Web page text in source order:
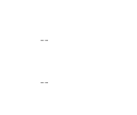
--
--